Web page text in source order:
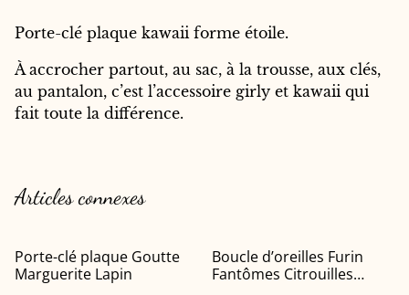
Porte-clé plaque kawaii forme étoile.
À accrocher partout, au sac, à la trousse, aux clés,
au pantalon, c’est l’accessoire girly et kawaii qui
fait toute la différence.
Articles connexes
Porte-clé plaque Goutte
Marguerite Lapin
Boucle d’oreilles Furin
Fantômes Citrouilles